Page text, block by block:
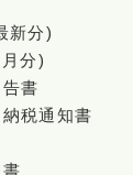
新分)
分)
書
税通知書